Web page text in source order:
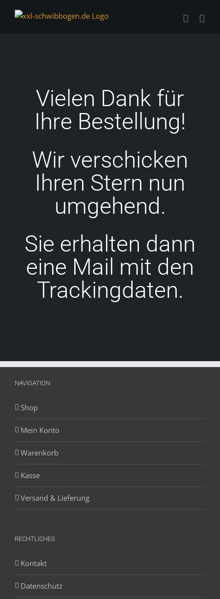
Inhalt
Vielen Dank für
Ihre Bestellung!
Wir verschicken
Ihren Stern nun
umgehend.
Sie erhalten dann
eine Mail mit den
Trackingdaten.
NAVIGATION
Shop
Mein Konto
Warenkorb
Kasse
Versand & Lieferung
RECHTLICHES
Kontakt
Datenschutz